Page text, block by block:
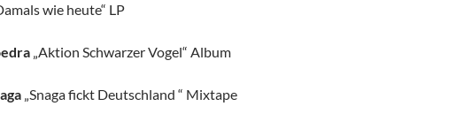
wie heute“ LP
„Aktion Schwarzer Vogel“ Album
„Snaga fickt Deutschland “ Mixtape